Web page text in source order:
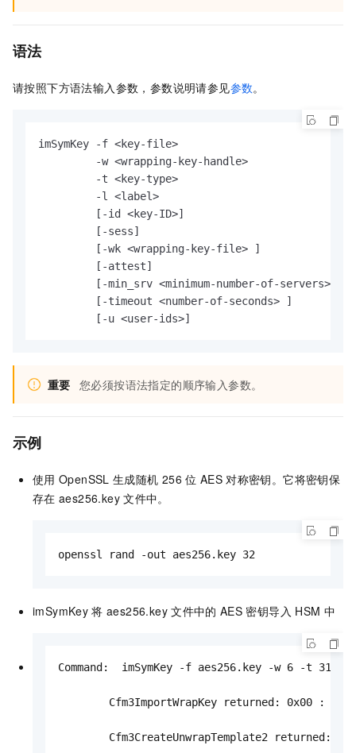
语法
请按照下方语法输入参数，参数说明请参见参数。
imSymKey -f <key-file>
         -w <wrapping-key-handle>
         -t <key-type>
         -l <label>
         [-id <key-ID>]
         [-sess]
         [-wk <wrapping-key-file> ]
         [-attest]
         [-min_srv <minimum-number-of-servers>]
         [-timeout <number-of-seconds> ]
         [-u <user-ids>]
重要 您必须按语法指定的顺序输入参数。
示例
使用 OpenSSL 生成随机 256 位 AES 对称密钥。它将密钥保
存在 aes256.key 文件中。
openssl rand -out aes256.key 32
imSymKey 将 aes256.key 文件中的 AES 密钥导入 HSM 中
Command:  imSymKey -f aes256.key -w 6 -t 31 -l